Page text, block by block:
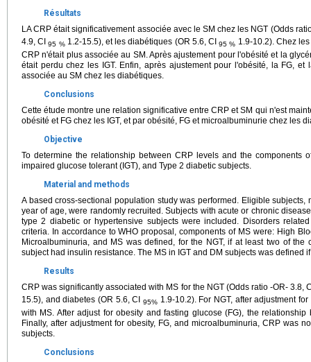
Résultats
LA CRP était significativement associée avec le SM chez les NGT (Odds
4.9, CI95 %1.2-15.5), et les diabétiques (OR 5.6, CI95 % 1.9-10.2). Chez
CRP n'était plus associée au SM. Après ajustement pour l'obésité et la
était perdu chez les IGT. Enfin, après ajustement pour l'obésité, la FG,
associée au SM chez les diabétiques.
Conclusions
Cette étude montre une relation significative entre CRP et SM qui n'est
obésité et FG chez les IGT, et par obésité, FG et microalbuminurie chez les
Objective
To determine the relationship between CRP levels and the components
impaired glucose tolerant (IGT), and Type 2 diabetic subjects.
Material and methods
A based cross-sectional population study was performed. Eligible
year of age, were randomly recruited. Subjects with acute or chronic
type 2 diabetic or hypertensive subjects were included. Disorders
criteria. In accordance to WHO proposal, components of MS were: High
Microalbuminuria, and MS was defined, for the NGT, if at least two of
subject had insulin resistance. The MS in IGT and DM subjects was defined
Results
CRP was significantly associated with MS for the NGT (Odds ratio -OR- 3.8,
15.5), and diabetes (OR 5.6, CI
95% 1.9-10.2). For NGT, after adjustment
with MS. After adjust for obesity and fasting glucose (FG), the
Finally, after adjustment for obesity, FG, and microalbuminuria, CRP was
subjects.
Conclusions